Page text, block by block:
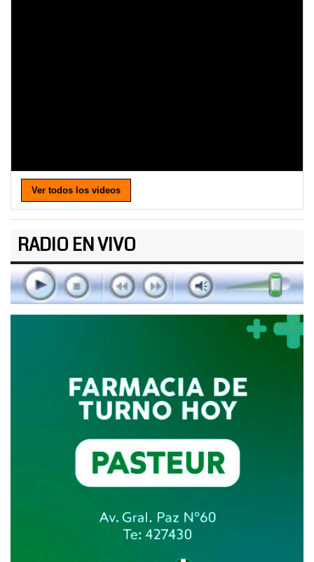
Ver todos los videos
RADIO EN VIVO